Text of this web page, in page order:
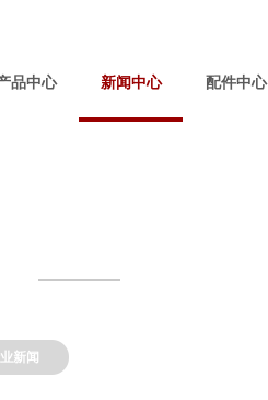
品中心 新闻中心 配件中心
新闻